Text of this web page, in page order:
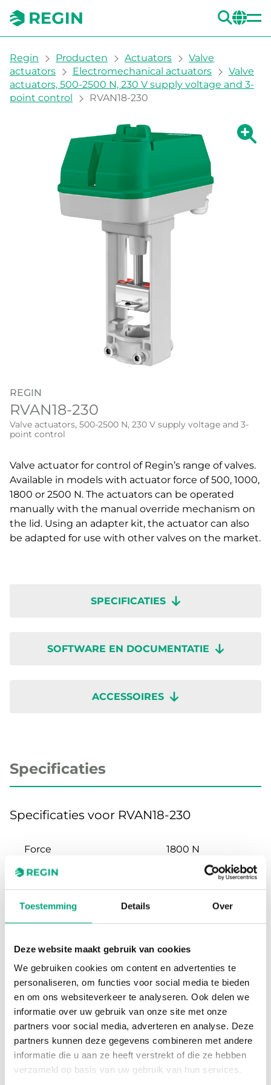
Toestemming Details Over
Deze website maakt gebruik van cookies
We gebruiken cookies om content en advertenties te
personaliseren, om functies voor social media te bieden
en om ons websiteverkeer te analyseren. Ook delen we
informatie over uw gebruik van onze site met onze
partners voor social media, adverteren en analyse. Deze
partners kunnen deze gegevens combineren met andere
informatie die u aan ze heeft verstrekt of die ze hebben
verzameld op basis van uw gebruik van hun services.
You are here:
Regin Producten Actuators
Valve
actuators
Electromechanical actuators
Valve
actuators, 500-2500 N, 230 V supply voltage and 3-
point control
RVAN18-230
Grote
REGIN
RVAN18-230
Valve actuators, 500-2500 N, 230 V supply voltage and 3-
point control
Valve actuator for control of Regin’s range of valves.
Available in models with actuator force of 500, 1000,
1800 or 2500 N. The actuators can be operated
manually with the manual override mechanism on
the lid. Using an adapter kit, the actuator can also
be adapted for use with other valves on the market.
SPECIFICATIES
SOFTWARE EN DOCUMENTATIE
ACCESSOIRES
Specificaties
Specificaties voor RVAN18-230
Force 1800 N
Power consumption
Control signal 3-point
Stroke length 10…52 mm
Speed 3 s/mm
Specificaties voor Valve actuators, 500-